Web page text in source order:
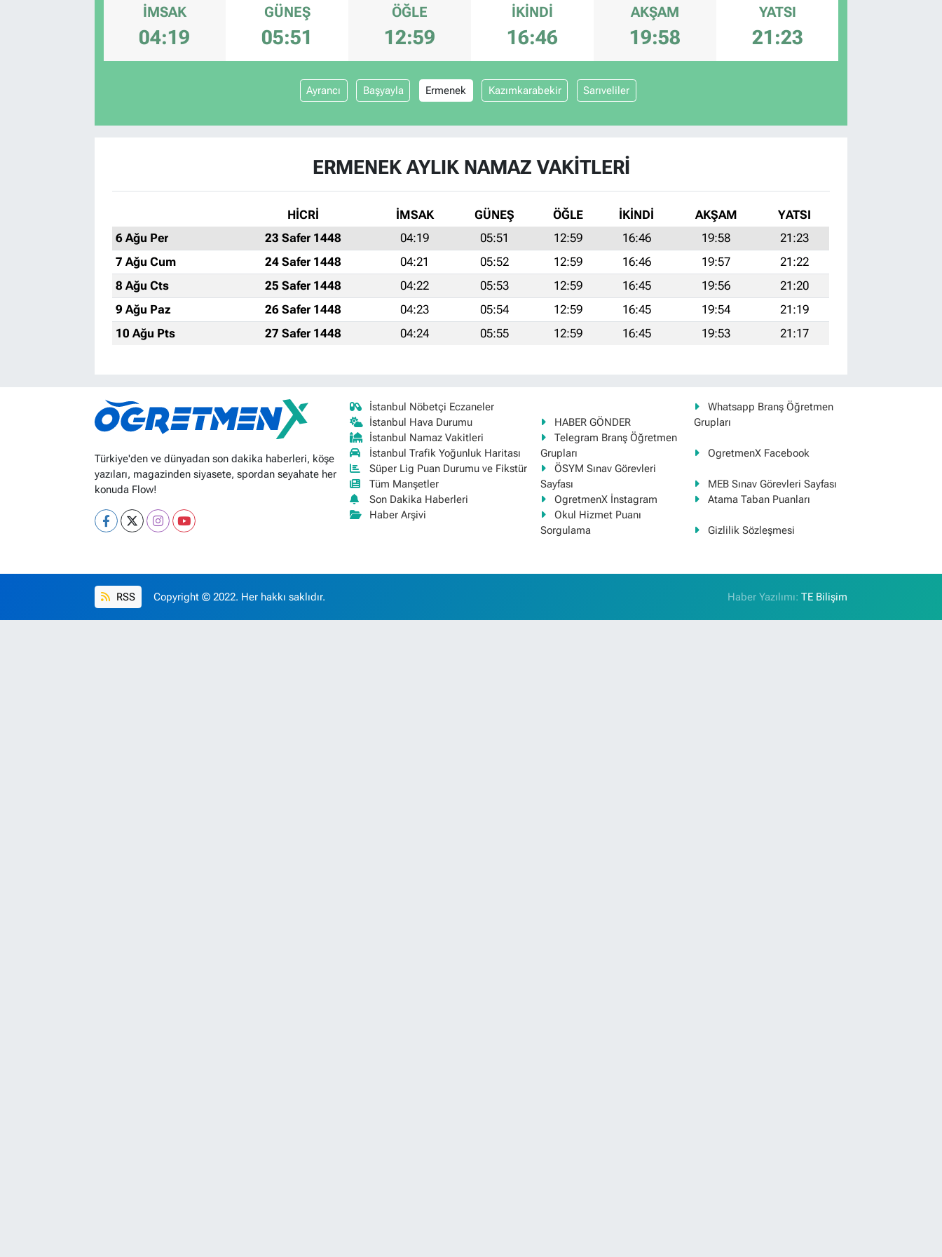
İMSAK
04:19
GÜNEŞ
05:51
ÖĞLE
12:59
İKINDI
16:46
AKŞAM
19:58
YATSI
21:23
Ayrancı Başyayla Ermenek Kazımkarabekir Sarıveliler
ERMENEK AYLIK NAMAZ VAKITLERI
HİCRİ İMSAK GÜNEŞ ÖĞLE İKINDI AKŞAM
YATSI
6 Ağu Per
23 Safer 1448 04:19 05:51 12:59 16:46 19:58
21:23
7 Ağu Cum
24 Safer 1448 04:21 05:52 12:59 16:46 19:57
21:22
8 Ağu Cts
25 Safer 1448 04:22 05:53 12:59 16:45 19:56
21:20
9 Ağu Paz
26 Safer 1448 04:23 05:54 12:59 16:45 19:54
21:19
10 Ağu Pts
27 Safer 1448 04:24 05:55 12:59 16:45 19:53 21:17
Türkiye'den ve dünyadan son dakika haberleri, köşe
yazıları, magazinden siyasete, spordan seyahate her
konuda Flow!
İstanbul Nöbetçi Eczaneler
İstanbul Hava Durumu
İstanbul Namaz Vakitleri
İstanbul Trafik Yoğunluk Haritası
Süper Lig Puan Durumu ve Fikstür
Tüm Manşetler
Son Dakika Haberleri
Haber Arşivi
HABER GÖNDER
Whatsapp Branş Öğretmen
Grupları
Telegram Branş Öğretmen
Grupları
OgretmenX Facebook
ÖSYM Sınav Görevleri
Sayfası
MEB Sınav Görevleri Sayfası
OgretmenX İnstagram
Atama Taban Puanları
Okul Hizmet Puanı
Sorgulama
Gizlilik Sözleşmesi
RSS Copyright © 2022. Her hakkı saklıdır. Haber Yazılımı:TE Bilişim